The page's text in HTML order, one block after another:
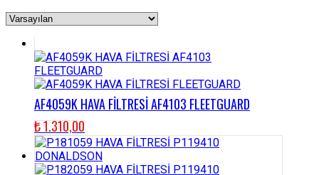
AF4059K HAVA FİLTRESİ AF4103 FLEETGUARD
₺1.310,00